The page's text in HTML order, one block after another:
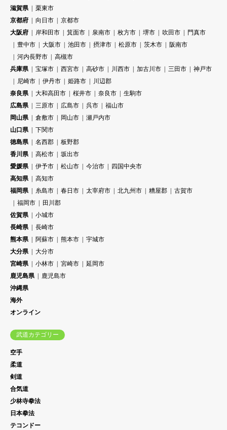
滋賀県
栗東市
京都府
向日市
京都市
大阪府
岸和田市 箕面市 泉南市 枚方市 堺市 吹田市
門真市
豊中市
大阪市 池田市 摂津市 松原市 茨木市
阪南市
河内長野市
高槻市
兵庫県
宝塚市 西宮市 高砂市 川西市 加古川市 三田市
神戸市
尼崎市
伊丹市 姫路市
川辺郡
奈良県
大和高田市 桜井市 奈良市
生駒市
広島県
三原市 広島市 呉市
福山市
岡山県
倉敷市 岡山市
瀬戸内市
山口県
下関市
徳島県
名西郡
板野郡
香川県
高松市
坂出市
愛媛県
伊予市 松山市 今治市
四国中央市
高知県
高知市
福岡県
糸島市 春日市 太宰府市 北九州市 糟屋郡
古賀市
福岡市
田川郡
佐賀県
小城市
長崎県
長崎市
熊本県
阿蘇市 熊本市
宇城市
大分県
大分市
宮崎県
小林市 宮崎市
延岡市
鹿児島県
鹿児島市
沖縄県
海外
オンライン
武道カテゴリー
空手
柔道
剣道
合気道
少林寺拳法
日本拳法
テコンドー